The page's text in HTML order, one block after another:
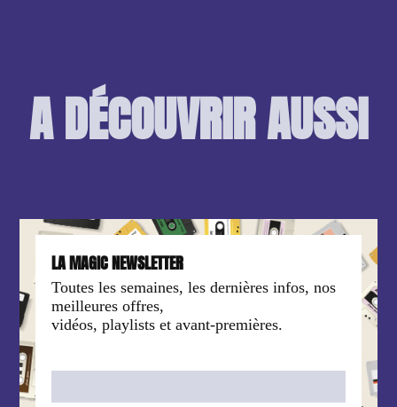
A DÉCOUVRIR AUSSI
LA MAGIC NEWSLETTER
Toutes les semaines, les dernières infos, nos
meilleures offres,
vidéos, playlists et avant-premières.